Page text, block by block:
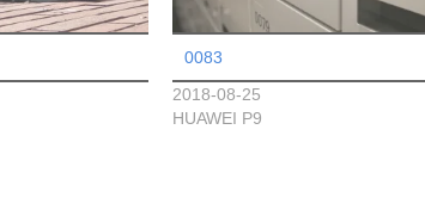
0083
2018-08-25
HUAWEI P9